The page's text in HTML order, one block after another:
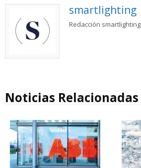
smartlighting
Redacción smartlighting
Noticias Relacionadas